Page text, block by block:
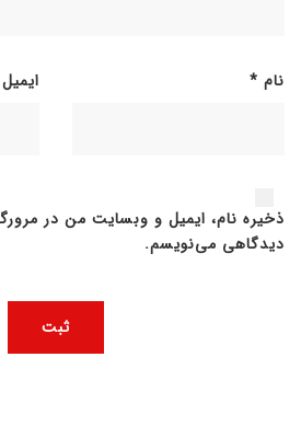
نام * ایمیل
ذخیره نام، ایمیل و وبسایت من در
دیدگاهی می‌نویسم.